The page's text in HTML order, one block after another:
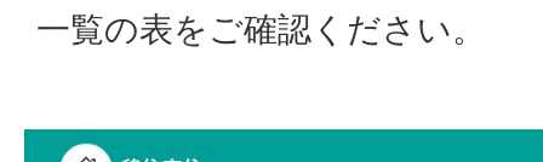
一覧の表をご確認ください。